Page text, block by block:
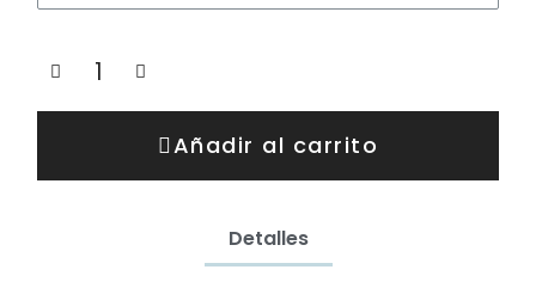
Añadir al carrito
Detalles